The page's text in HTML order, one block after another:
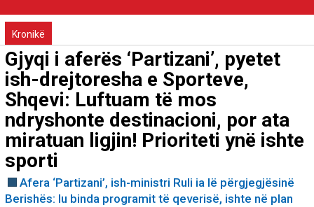
Kronikë
Gjyqi i aferës ‘Partizani’, pyetet
ish-drejtoresha e Sporteve,
Shqevi: Luftuam të mos
ndryshonte destinacioni, por ata
miratuan ligjin! Prioriteti ynë ishte
sporti
Afera ‘Partizani’, ish-ministri Ruli ia lë përgjegjësinë
Berishës: Iu binda programit të qeverisë, ishte në plan